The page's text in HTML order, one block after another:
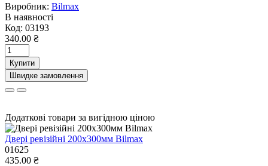
Виробник: Bilmax
В наявності
Код: 03193
340.00 ₴
Купити
Швидке замовлення
Додаткові товари за вигідною ціною
Двері ревізійні 200x300мм Bilmax
01625
435.00 ₴